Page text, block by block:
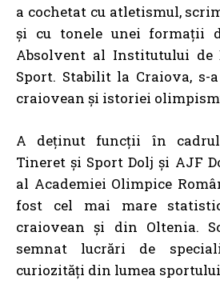
a cochetat cu atletismul,
și cu tonele unei formații
Absolvent al Institutului de
Sport. Stabilit la Craiova, s-
craiovean și istoriei
A deținut funcții în
Tineret și Sport Dolj și AJF
al Academiei Olimpice
fost cel mai mare
craiovean și din Oltenia.
semnat lucrări de
curiozități din lumea